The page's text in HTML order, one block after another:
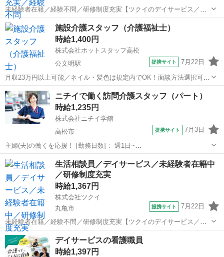
未経験者在籍／経験不問／研修制度充実【ツクイのデイサービス／生
活相談員求人】 通いの送迎付きの介護サービス！産休・育休取得実績
あり&子育てママ在籍中！ライフイベントにも柔軟に対応しています。
【仕事内容】 デイサービスで...
香川 丸亀市 宇多津駅
施設介護スタッフ（介護福祉士）
時給1,400円
株式会社ホットスタッフ高松
公文明駅
提携サイト 7月22日
月収23万円以上可能／ネイル・髪色は規定内でOK！面談方法選択可
【仕事内容】 ---------------------------------- 《仕事内容》 ■オムツ交換
■入浴介助 ■食事介助 ■...
香川 木田郡 公文明駅 介護
ニチイで働く訪問介護スタッフ（パート）
時給1,235円
株式会社ニチイ学館
高松市
提携サイト 7月3日
主婦(夫)の働くを応援！ [勤務日数]： 週1日~
10:00~16:00/09:00~15:00/08:00~12:00/09:00~17:00/10:00~18:00 月/
火/水/木/金/土/日 などから選べます [...
香川 ケアマネージャー
生活相談員／デイサービス／未経験者在籍中
／研修制度充実
時給1,367円
株式会社ツクイ
丸亀市
提携サイト 7月22日
未経験者在籍／経験不問／研修制度充実【ツクイのデイサービス／生
活相談員求人】 自分らしいキャリア形成が可能です。異なるフィール
ドで在籍も可！資格取得支援も整っています。 【仕事内容】 デイサー
ビスで生活相談員として、 ご...
香川 丸亀市 介護
デイサービスの看護職員
時給1,397円